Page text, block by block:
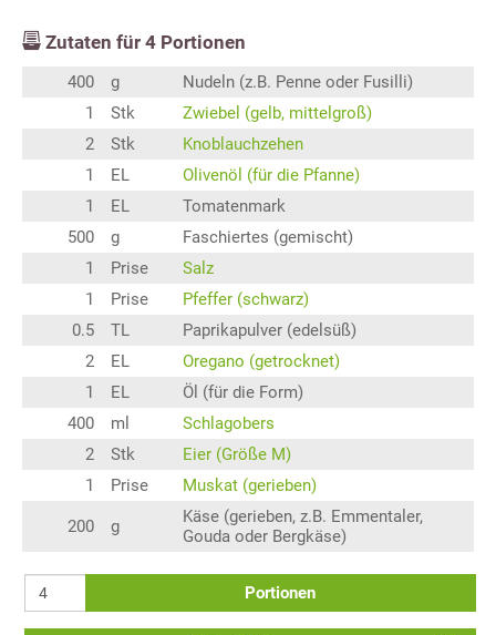
Zutaten für 4 Portionen
400 g
Nudeln (z.B. Penne oder Fusilli)
1
Stk
Zwiebel (gelb, mittelgroß)
2
Stk
Knoblauchzehen
1
EL
Olivenöl (für die Pfanne)
1
EL
Tomatenmark
500
g
Faschiertes (gemischt)
1
Prise
Salz
1
Prise
Pfeffer (schwarz)
0.5
TL
Paprikapulver (edelsüß)
2
EL
Oregano (getrocknet)
1
EL
Öl (für die Form)
400
ml
Schlagobers
2
Stk
Eier (Größe M)
1
Prise Muskat (gerieben)
200 g
Käse (gerieben, z.B. Emmentaler,
Gouda oder Bergkäse)
Portionen